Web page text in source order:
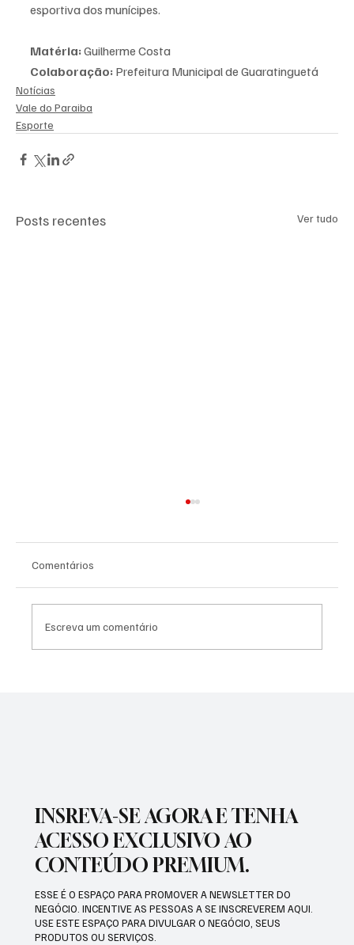
esportiva dos munícipes.
Matéria: Guilherme Costa
Colaboração: Prefeitura Municipal de Guaratinguetá
Notícias
Vale do Paraiba
Esporte
Posts recentes Ver tudo
Comentários
Escreva um comentário
INSREVA-SE AGORA E TENHA
ACESSO EXCLUSIVO AO
CONTEÚDO PREMIUM.
ESSE É O ESPAÇO PARA PROMOVER A NEWSLETTER DO
NEGÓCIO. INCENTIVE AS PESSOAS A SE INSCREVEREM AQUI.
USE ESTE ESPAÇO PARA DIVULGAR O NEGÓCIO, SEUS
PRODUTOS OU SERVIÇOS.